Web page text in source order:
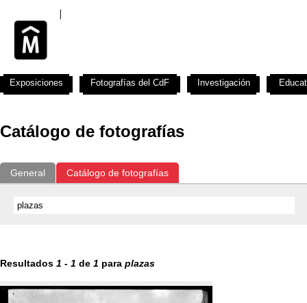
Catálogo de fotografías
General Catálogo de fotografías
Resultados 1 - 1 de 1 para plazas
Exposiciones Fotografías del CdF Investigación